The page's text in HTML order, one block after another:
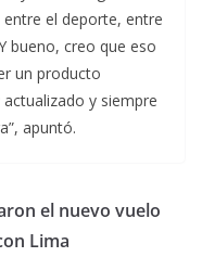
el deporte, entre
bueno, creo que eso
un producto
y siempre
apuntó.
el nuevo vuelo
Lima